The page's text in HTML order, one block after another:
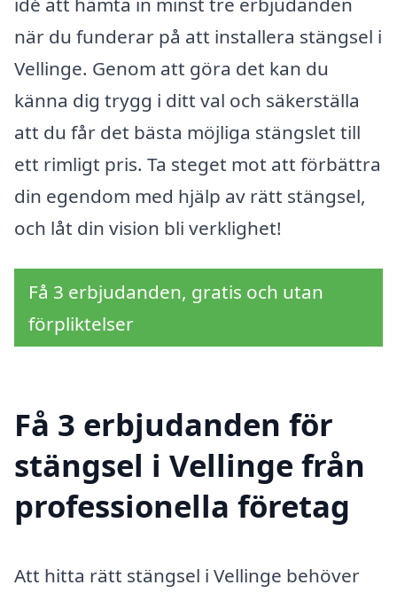
när du funderar på att installera stängsel i
Vellinge. Genom att göra det kan du
känna dig trygg i ditt val och säkerställa
att du får det bästa möjliga stängslet till
ett rimligt pris. Ta steget mot att förbättra
din egendom med hjälp av rätt stängsel,
och låt din vision bli verklighet!
Få 3 erbjudanden, gratis och utan
förpliktelser
Få 3 erbjudanden för
stängsel i Vellinge från
professionella företag
Att hitta rätt stängsel i Vellinge behöver